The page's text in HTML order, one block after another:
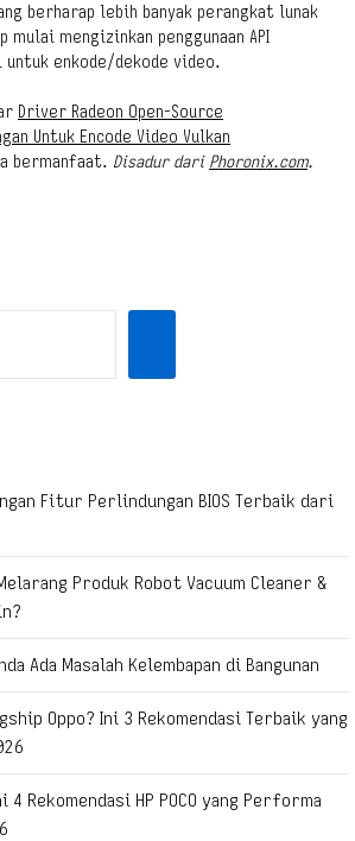
berharap lebih banyak perangkat lunak
mengizinkan penggunaan API
enkode/dekode video.
Driver Radeon Open-Source
Untuk Encode Video Vulkan
bermanfaat. Disadur dari Phoronix.com.
Fitur Perlindungan BIOS Terbaik dari
Produk Robot Vacuum Cleaner &
Ada Masalah Kelembapan di Bangunan
Oppo? Ini 3 Rekomendasi Terbaik yang
4 Rekomendasi HP POCO yang Performa